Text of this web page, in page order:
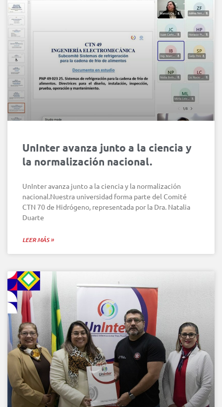
UnInter avanza junto a la ciencia y
la normalización nacional.
UnInter avanza junto a la ciencia y la normalización
nacional.Nuestra universidad forma parte del Comité
CTN 70 de Hidrógeno, representada por la Dra. Natalia
Duarte
LEER MÁS »